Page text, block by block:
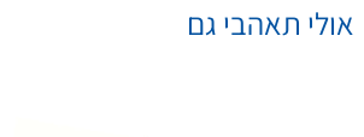
אולי תאהבי גם